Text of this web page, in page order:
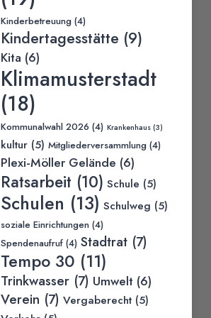
Kinderbetreuung (4)
Kindertagesstätte (9)
Kita (6)
Klimamusterstadt
(18)
Kommunalwahl 2026 (4) Krankenhaus (3)
kultur (5) Mitgliederversammlung (4)
Plexi-Möller Gelände (6)
Ratsarbeit (10) Schule (5)
Schulen (13) Schulweg (5)
soziale Einrichtungen (4)
Spendenaufruf (4) Stadtrat (7)
Tempo 30 (11)
Trinkwasser (7) Umwelt (6)
Verein (7) Vergaberecht (5)